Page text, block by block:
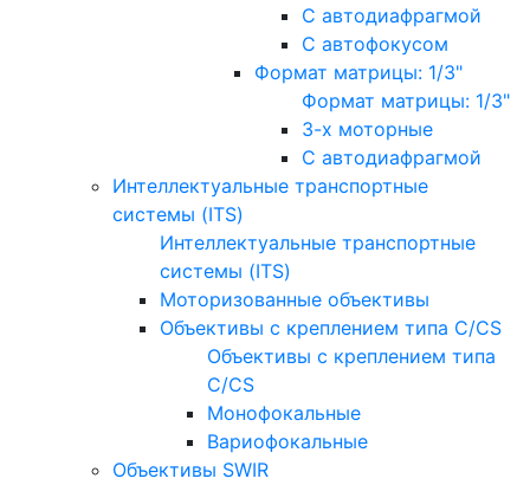
С автодиафрагмой
С автофокусом
Формат матрицы: 1/3"
Формат матрицы: 1/3"
3-х моторные
С автодиафрагмой
Интеллектуальные транспортные
системы (ITS)
Интеллектуальные транспортные
системы (ITS)
Моторизованные объективы
Объективы с креплением типа C/CS
Объективы с креплением типа
C/CS
Монофокальные
Вариофокальные
Объективы SWIR